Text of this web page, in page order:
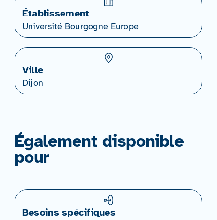
Établissement
Université Bourgogne Europe
Ville
Dijon
Également disponible
pour
Besoins spécifiques